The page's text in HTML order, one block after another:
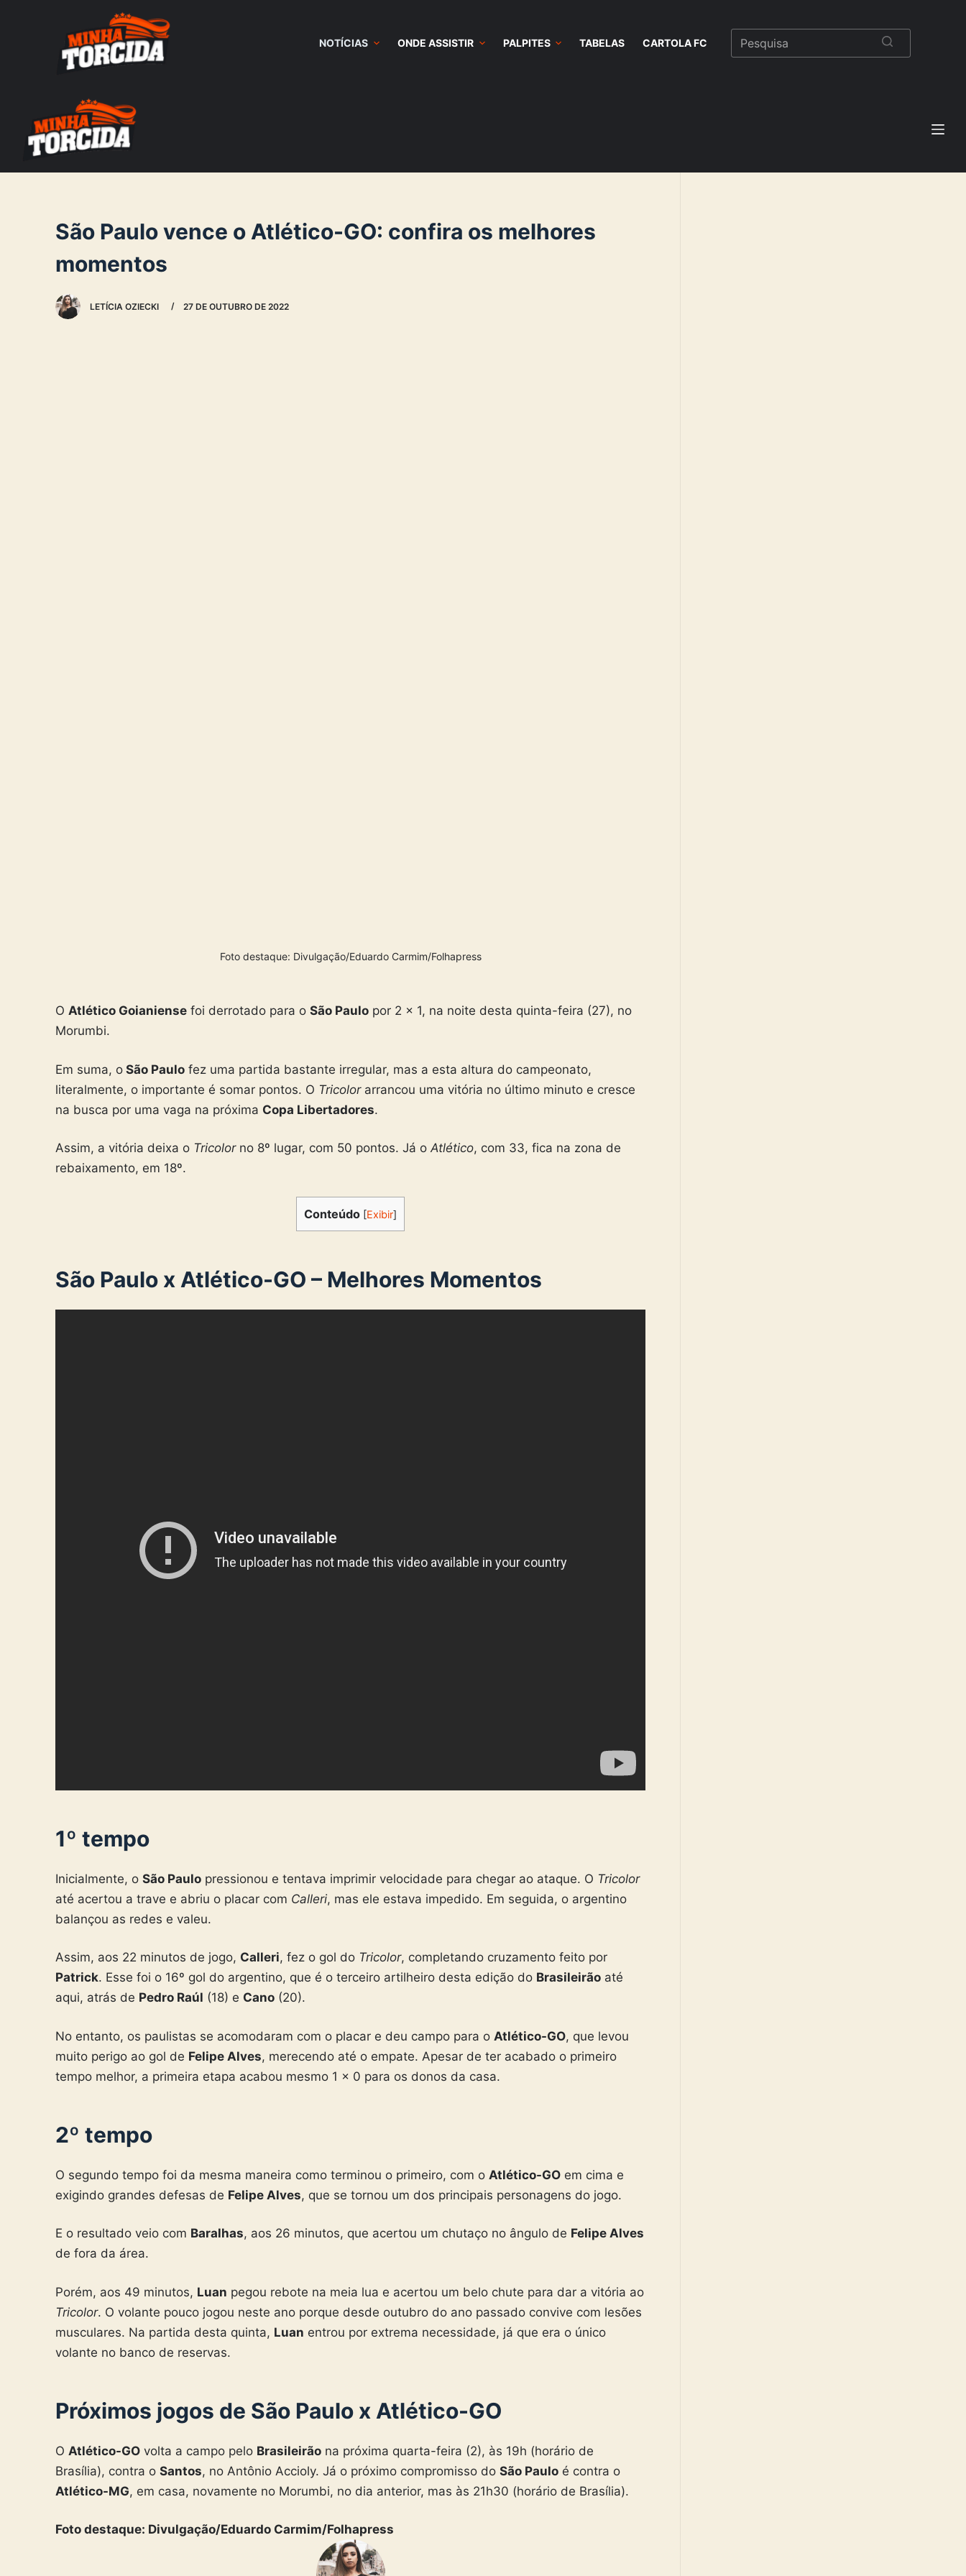
NOTÍCIAS ONDE ASSISTIR PALPITES TABELAS CARTOLA FC
São Paulo vence o Atlético-GO: confira os melhores
momentos
LETÍCIA OZIECKI 27 DE OUTUBRO DE 2022
Foto destaque: Divulgação/Eduardo Carmim/Folhapress
O Atlético Goianiense foi derrotado para o São Paulo por 2 x 1, na noite desta quinta-feira (27), no
Morumbi.
Em suma, o São Paulo fez uma partida bastante irregular, mas a esta altura do campeonato,
literalmente, o importante é somar pontos. O Tricolorarrancou uma vitória no último minuto e cresce
na busca por uma vaga na próxima Copa Libertadores.
Assim, a vitória deixa o Tricolorno 8º lugar, com 50 pontos. Já o Atlético, com 33, fica na zona de
rebaixamento, em 18º.
Conteúdo [Exibir]
São Paulo x Atlético-GO – Melhores Momentos
1º tempo
Inicialmente, o São Paulo pressionou e tentava imprimir velocidade para chegar ao ataque. O Tricolor
até acertou a trave e abriu o placar com Calleri, mas ele estava impedido. Em seguida, o argentino
balançou as redes e valeu.
Assim, aos 22 minutos de jogo, Calleri, fez o gol do Tricolor, completando cruzamento feito por
Patrick. Esse foi o 16º gol do argentino, que é o terceiro artilheiro desta edição do Brasileirão até
aqui, atrás de Pedro Raúl (18) e Cano (20).
No entanto, os paulistas se acomodaram com o placar e deu campo para o Atlético-GO, que levou
muito perigo ao gol de Felipe Alves, merecendo até o empate. Apesar de ter acabado o primeiro
tempo melhor, a primeira etapa acabou mesmo 1 x 0 para os donos da casa.
2º tempo
O segundo tempo foi da mesma maneira como terminou o primeiro, com o Atlético-GO em cima e
exigindo grandes defesas de Felipe Alves, que se tornou um dos principais personagens do jogo.
E o resultado veio com Baralhas, aos 26 minutos, que acertou um chutaço no ângulo de Felipe Alves
de fora da área.
Porém, aos 49 minutos, Luan pegou rebote na meia lua e acertou um belo chute para dar a vitória ao
Tricolor. O volante pouco jogou neste ano porque desde outubro do ano passado convive com lesões
musculares. Na partida desta quinta, Luan entrou por extrema necessidade, já que era o único
volante no banco de reservas.
Próximos jogos de São Paulo x Atlético-GO
O Atlético-GO volta a campo pelo Brasileirão na próxima quarta-feira (2), às 19h (horário de
Brasília), contra o Santos, no Antônio Accioly. Já o próximo compromisso do São Paulo é contra o
Atlético-MG, em casa, novamente no Morumbi, no dia anterior, mas às 21h30 (horário de Brasília).
Foto destaque: Divulgação/Eduardo Carmim/Folhapress